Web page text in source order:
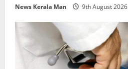
News Kerala Man 9th August 2026